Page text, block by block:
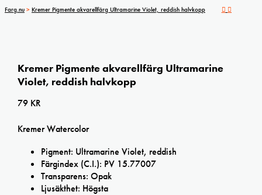
Farg.nu > Kremer Pigmente akvarellfärg Ultramarine Violet, reddish halvkopp
Kremer Pigmente akvarellfärg Ultramarine
Violet, reddish halvkopp
79 KR
Kremer Watercolor
Pigment: Ultramarine Violet, reddish
Färgindex (C.I.): PV 15.77007
Transparens: Opak
Ljusäkthet: Högsta